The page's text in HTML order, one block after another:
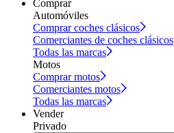
Comprar
Automóviles
Comprar coches clásicos
Comerciantes de coches clásicos
Todas las marcas
Motos
Comprar motos
Comerciantes motos
Todas las marcas
Vender
Privado